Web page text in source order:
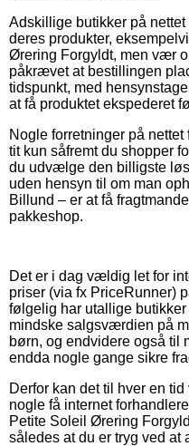
Adskillige butikker på
deres produkter,
Ørering Forgyldt, men vær
påkrævet at bestillingen
tidspunkt, med
at få produktet ekspederet
Nogle forretninger på
tit kun såfremt du shopper
du udvælge den billigste
uden hensyn til om man
Billund – er at få
pakkeshop.
Det er i dag vældig let for
priser (via fx PriceRunner)
følgelig har utallige
mindske salgsværdien på
børn, og endvidere også til
endda nogle gange sikre
Derfor kan det til hver en
nogle få internet
Petite Soleil Ørering
således at du er tryg ved at